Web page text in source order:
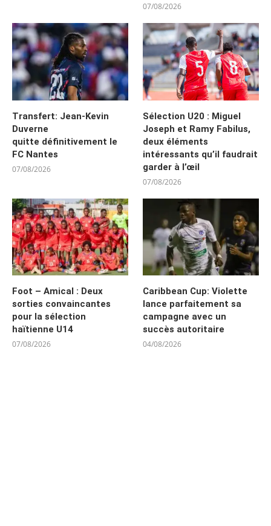
07/08/2026
Transfert: Jean-Kevin
Duverne
quitte définitivement le
FC Nantes
07/08/2026
Sélection U20 : Miguel
Joseph et Ramy Fabilus,
deux éléments
intéressants qu’il faudrait
garder à l’œil
07/08/2026
Foot – Amical : Deux
sorties convaincantes
pour la sélection
haïtienne U14
07/08/2026
Caribbean Cup: Violette
lance parfaitement sa
campagne avec un
succès autoritaire
04/08/2026